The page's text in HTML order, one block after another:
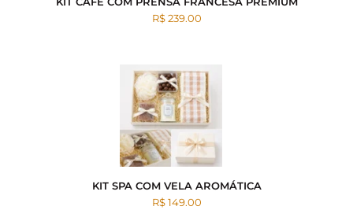
R$ 239.00
KIT SPA COM VELA AROMÁTICA
R$ 149.00